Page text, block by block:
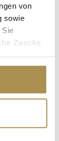
von
sowie
Sie
Zwecke
Privacy
sein